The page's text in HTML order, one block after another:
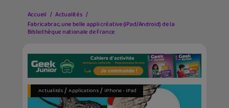
Accueil
Actualités
Fabricabrac, une belle appli créative (iPad/Android) de la
Bibliothèque nationale de France
Actualités/ Applications/ iPhone - iPad